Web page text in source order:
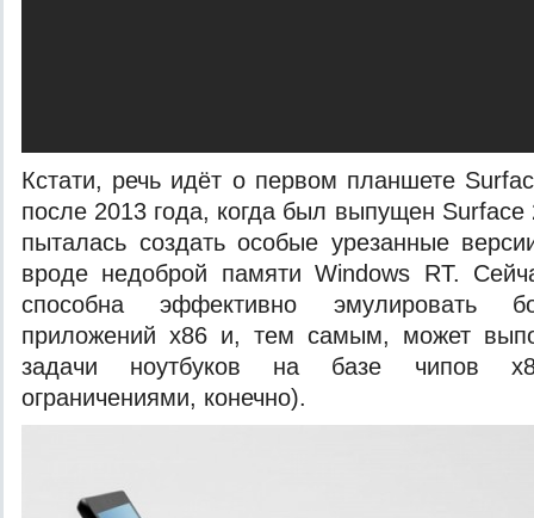
Кстати, речь идёт о первом планшете
после 2013 года, когда был выпущен
пыталась создать особые урезанные
вроде недоброй памяти Windows RT.
способна эффективно эмулировать
приложений x86 и, тем самым, может
задачи ноутбуков на базе чипов
ограничениями, конечно).